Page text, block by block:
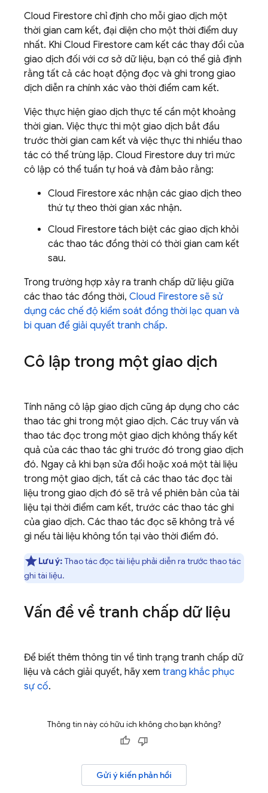
Cloud Firestore chỉ định cho mỗi giao dịch một
thời gian cam kết, đại diện cho một thời điểm duy
nhất. Khi Cloud Firestore cam kết các thay đổi của
giao dịch đối với cơ sở dữ liệu, bạn có thể giả định
rằng tất cả các hoạt động đọc và ghi trong giao
dịch diễn ra chính xác vào thời điểm cam kết.
Việc thực hiện giao dịch thực tế cần một khoảng
thời gian. Việc thực thi một giao dịch bắt đầu
trước thời gian cam kết và việc thực thi nhiều thao
tác có thể trùng lặp. Cloud Firestore duy trì mức
cô lập có thể tuần tự hoá và đảm bảo rằng:
Cloud Firestore xác nhận các giao dịch theo
thứ tự theo thời gian xác nhận.
Cloud Firestore tách biệt các giao dịch khỏi
các thao tác đồng thời có thời gian cam kết
sau.
Trong trường hợp xảy ra tranh chấp dữ liệu giữa
các thao tác đồng thời, Cloud Firestore sẽ sử
dụng các chế độ kiểm soát đồng thời lạc quan và
bi quan để giải quyết tranh chấp.
Cô lập trong một giao dịch
Tính năng cô lập giao dịch cũng áp dụng cho các
thao tác ghi trong một giao dịch. Các truy vấn và
thao tác đọc trong một giao dịch không thấy kết
quả của các thao tác ghi trước đó trong giao dịch
đó. Ngay cả khi bạn sửa đổi hoặc xoá một tài liệu
trong một giao dịch, tất cả các thao tác đọc tài
liệu trong giao dịch đó sẽ trả về phiên bản của tài
liệu tại thời điểm cam kết, trước các thao tác ghi
của giao dịch. Các thao tác đọc sẽ không trả về
gì nếu tài liệu không tồn tại vào thời điểm đó.
Lưu ý: Thao tác đọc tài liệu phải diễn ra trước thao tác
ghi tài liệu.
Vấn đề về tranh chấp dữ liệu
Để biết thêm thông tin về tình trạng tranh chấp dữ
liệu và cách giải quyết, hãy xem trang khắc phục
sự cố.
Thông tin này có hữu ích không cho bạn không?
Gửi ý kiến phản hồi